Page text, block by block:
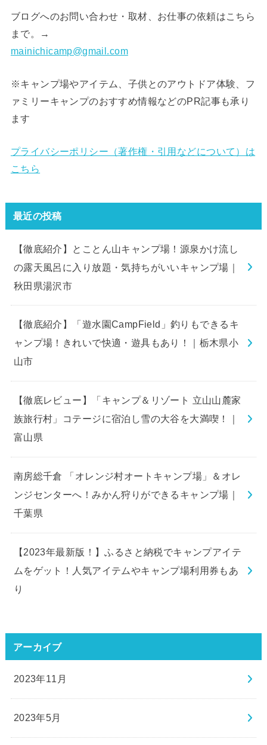
ブログへのお問い合わせ・取材、お仕事の依頼はこちら
まで。→
mainichicamp@gmail.com
※キャンプ場やアイテム、子供とのアウトドア体験、フ
ァミリーキャンプのおすすめ情報などのPR記事も承り
ます
プライバシーポリシー（著作権・引用などについて）は
こちら
最近の投稿
【徹底紹介】とことん山キャンプ場！源泉かけ流し
の露天風呂に入り放題・気持ちがいいキャンプ場｜
秋田県湯沢市
【徹底紹介】「遊水園CampField」釣りもできるキ
ャンプ場！きれいで快適・遊具もあり！｜栃木県小
山市
【徹底レビュー】「キャンプ＆リゾート 立山山麓家
族旅行村」コテージに宿泊し雪の大谷を大満喫！｜
富山県
南房総千倉 「オレンジ村オートキャンプ場」＆オレ
ンジセンターへ！みかん狩りができるキャンプ場｜
千葉県
【2023年最新版！】ふるさと納税でキャンプアイテ
ムをゲット！人気アイテムやキャンプ場利用券もあ
り
アーカイブ
2023年11月
2023年5月